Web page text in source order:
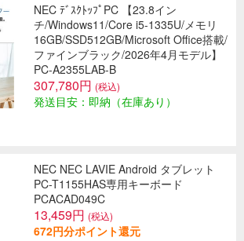
NEC ﾃﾞｽｸﾄｯﾌﾟPC 【23.8イン
チ/Windows11/Core i5-1335U/メモリ
16GB/SSD512GB/Microsoft Office搭載/
ファインブラック/2026年4月モデル】
PC-A2355LAB-B
307,780円 (税込)
発送目安：即納（在庫あり）
NEC NEC LAVIE Android タブレット
PC-T1155HAS専用キーボード
PCACAD049C
13,459円 (税込)
672円分ポイント還元